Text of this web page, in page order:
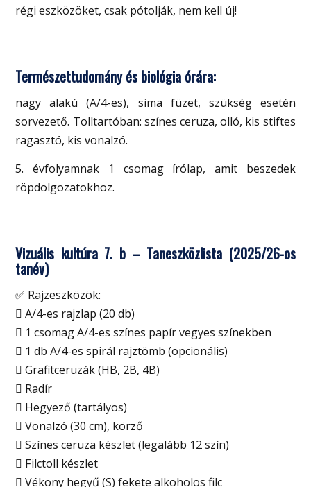
régi eszközöket, csak pótolják, nem kell új!
Természettudomány és biológia órára:
nagy alakú (A/4-es), sima füzet, szükség esetén
sorvezető. Tolltartóban: színes ceruza, olló, kis stiftes
ragasztó, kis vonalzó.
5. évfolyamnak 1 csomag írólap, amit beszedek
röpdolgozatokhoz.
Vizuális kultúra 7. b – Taneszközlista (2025/26-os
tanév)
✅ Rajzeszközök:
 A/4-es rajzlap (20 db)
 1 csomag A/4-es színes papír vegyes színekben
 1 db A/4-es spirál rajztömb (opcionális)
 Grafitceruzák (HB, 2B, 4B)
 Radír
 Hegyező (tartályos)
 Vonalzó (30 cm), körző
 Színes ceruza készlet (legalább 12 szín)
 Filctoll készlet
 Vékony hegyű (S) fekete alkoholos filc